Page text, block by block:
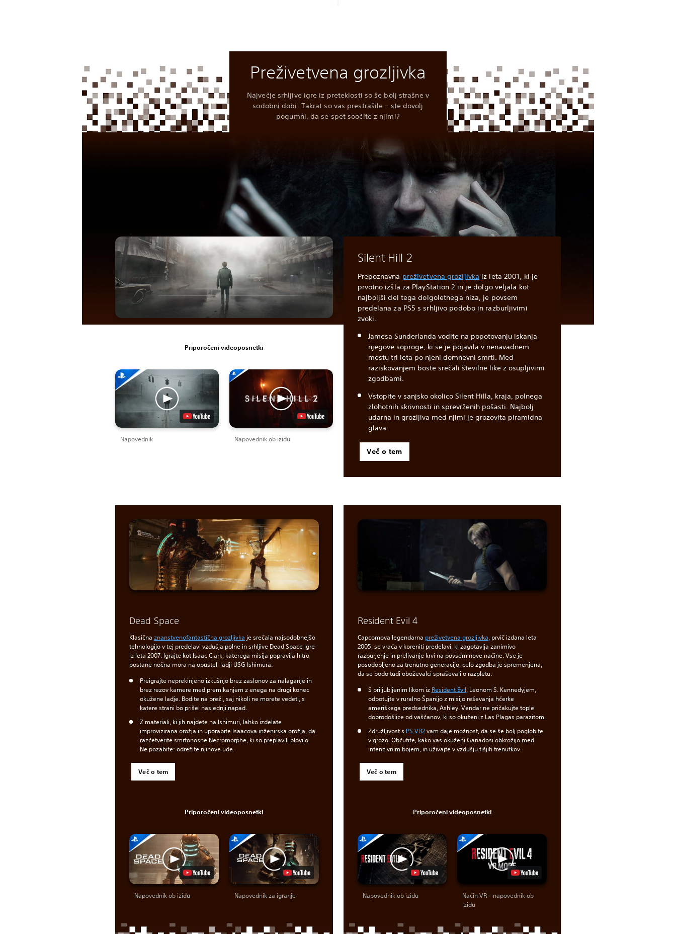
Preživetvena grozljivka
Največje srhljive igre iz preteklosti so še bolj strašne v
sodobni dobi. Takrat so vas prestrašile – ste dovolj
pogumni, da se spet soočite z njimi?
Priporočeni videoposnetki
Napovednik Napovednik ob izidu
Silent Hill 2
Prepoznavna preživetvena grozljivka iz leta 2001, ki je
prvotno izšla za PlayStation 2 in je dolgo veljala kot
najboljši del tega dolgoletnega niza, je povsem
predelana za PS5 s srhljivo podobo in razburljivimi
zvoki.
Jamesa Sunderlanda vodite na popotovanju iskanja
njegove soproge, ki se je pojavila v nenavadnem
mestu tri leta po njeni domnevni smrti. Med
raziskovanjem boste srečali številne like z osupljivimi
zgodbami.
Vstopite v sanjsko okolico Silent Hilla, kraja, polnega
zlohotnih skrivnosti in sprevrženih pošasti. Najbolj
udarna in grozljiva med njimi je grozovita piramidna
glava.
Več o tem
Dead Space
Klasična znanstvenofantastična grozljivka je srečala najsodobnejšo
tehnologijo v tej predelavi vzdušja polne in srhljive Dead Space igre
iz leta 2007. Igrajte kot Isaac Clark, katerega misija popravila hitro
postane nočna mora na opusteli ladji USG Ishimura.
Preigrajte neprekinjeno izkušnjo brez zaslonov za nalaganje in
brez rezov kamere med premikanjem z enega na drugi konec
okužene ladje. Bodite na preži, saj nikoli ne morete vedeti, s
katere strani bo prišel naslednji napad.
Z materiali, ki jih najdete na Ishimuri, lahko izdelate
improvizirana orožja in uporabite Isaacova inženirska orožja, da
razčetverite smrtonosne Necromorphe, ki so preplavili plovilo.
Ne pozabite: odrežite njihove ude.
Več o tem
Priporočeni videoposnetki
Napovednik ob izidu Napovednik za igranje
Resident Evil 4
Capcomova legendarna preživetvena grozljivka, prvič izdana leta
2005, se vrača v koreniti predelavi, ki zagotavlja zanimivo
razburjenje in prelivanje krvi na povsem nove načine. Vse je
posodobljeno za trenutno generacijo, celo zgodba je spremenjena,
da se bodo tudi oboževalci spraševali o razpletu.
S priljubljenim likom iz Resident Evil, Leonom S. Kennedyjem,
odpotujte v ruralno Španijo z misijo reševanja hčerke
ameriškega predsednika, Ashley. Vendar ne pričakujte tople
dobrodošlice od vaščanov, ki so okuženi z Las Plagas parazitom.
Združljivost s PS VR2vam daje možnost, da se še bolj poglobite
v grozo. Občutite, kako vas okuženi Ganadosi obkrožijo med
intenzivnim bojem, in uživajte v vzdušju tišjih trenutkov.
Več o tem
Priporočeni videoposnetki
Napovednik ob izidu
Način VR – napovednik ob
izidu